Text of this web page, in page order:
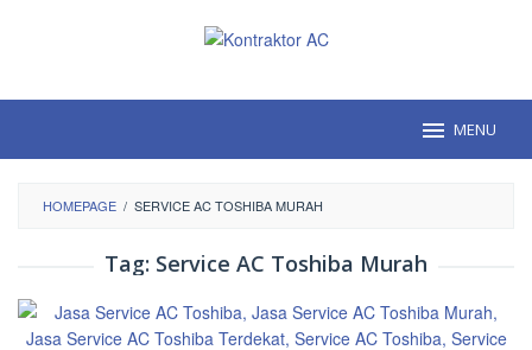
MENU
HOMEPAGE / SERVICE AC TOSHIBA MURAH
Tag: Service AC Toshiba Murah